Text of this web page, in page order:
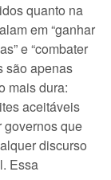
quanto na
em “ganhar
e “combater
são apenas
mais dura:
aceitáveis
governos que
discurso
Essa